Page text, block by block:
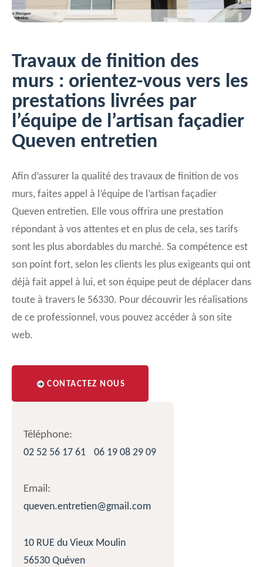
Travaux de finition des
murs : orientez-vous vers les
prestations livrées par
l’équipe de l’artisan façadier
Queven entretien
Afin d’assurer la qualité des travaux de finition de vos
murs, faites appel à l’équipe de l’artisan façadier
Queven entretien. Elle vous offrira une prestation
répondant à vos attentes et en plus de cela, ses tarifs
sont les plus abordables du marché. Sa compétence est
son point fort, selon les clients les plus exigeants qui ont
déjà fait appel à lui, et son équipe peut de déplacer dans
toute à travers le 56330. Pour découvrir les réalisations
de ce professionnel, vous pouvez accéder à son site
web.
CONTACTEZ NOUS
Téléphone:
02 52 56 17 61
06 19 08 29 09
Email:
queven.entretien@gmail.com
10 RUE du Vieux Moulin
56530 Quéven